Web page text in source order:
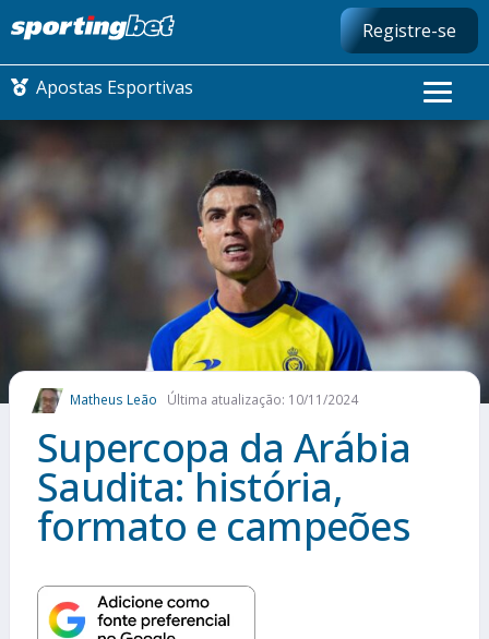
Registre-se
Apostas Esportivas
CONMEBOL LIBERTADORES
FUTEBOL NACIONAL
FUTEBOL INTERNACIONAL
COMO APOSTAR
MAIS ESPORTES
Matheus Leão Última atualização: 10/11/2024
Supercopa da Arábia
Saudita: história,
formato e campeões